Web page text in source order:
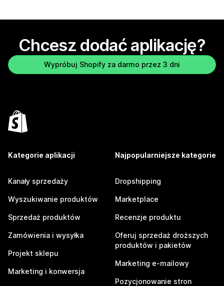
Chcesz dodać aplikację?
Wypróbuj Shopify za darmo przez 3 dni
Kategorie aplikacji
Kanały sprzedaży
Wyszukiwanie produktów
Sprzedaż produktów
Zamówienia i wysyłka
Projekt sklepu
Marketing i konwersja
Najpopularniejsze kategorie
Dropshipping
Marketplace
Recenzje produktu
Oferuj sprzedaż droższych
produktów i pakietów
Marketing e-mailowy
Pozycjonowanie stron